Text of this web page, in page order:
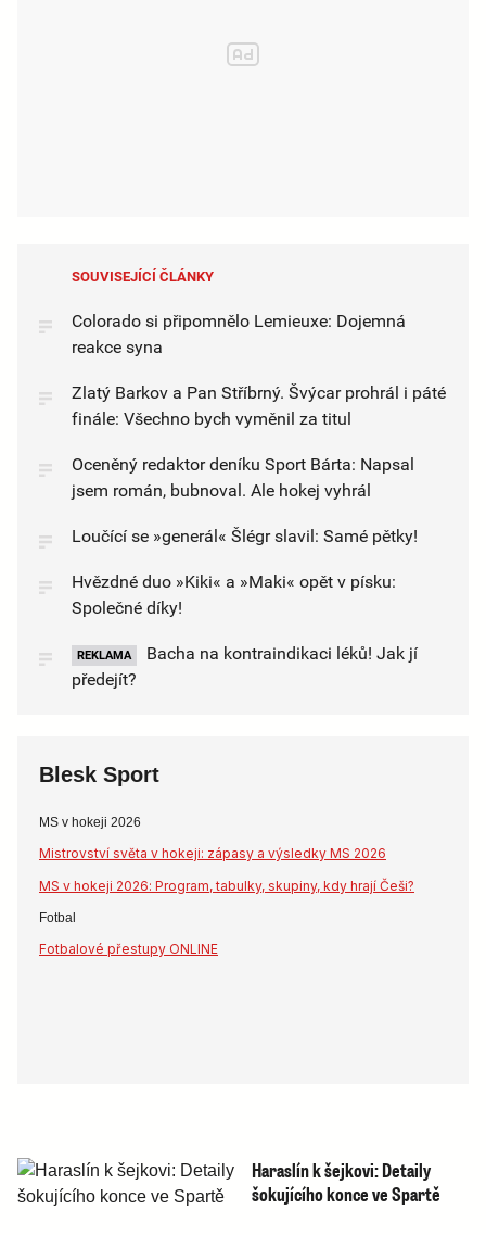
SOUVISEJÍCÍ ČLÁNKY
Colorado si připomnělo Lemieuxe: Dojemná
reakce syna
Zlatý Barkov a Pan Stříbrný. Švýcar prohrál i páté
finále: Všechno bych vyměnil za titul
Oceněný redaktor deníku Sport Bárta: Napsal
jsem román, bubnoval. Ale hokej vyhrál
Loučící se »generál« Šlégr slavil: Samé pětky!
Hvězdné duo »Kiki« a »Maki« opět v písku:
Společné díky!
REKLAMA
Bacha na kontraindikaci léků! Jak jí
předejít?
Blesk Sport
MS v hokeji 2026
Mistrovství světa v hokeji: zápasy a výsledky MS 2026
MS v hokeji 2026: Program, tabulky, skupiny, kdy hrají Češi?
Fotbal
Fotbalové přestupy ONLINE
Haraslín k šejkovi: Detaily
šokujícího konce ve Spartě